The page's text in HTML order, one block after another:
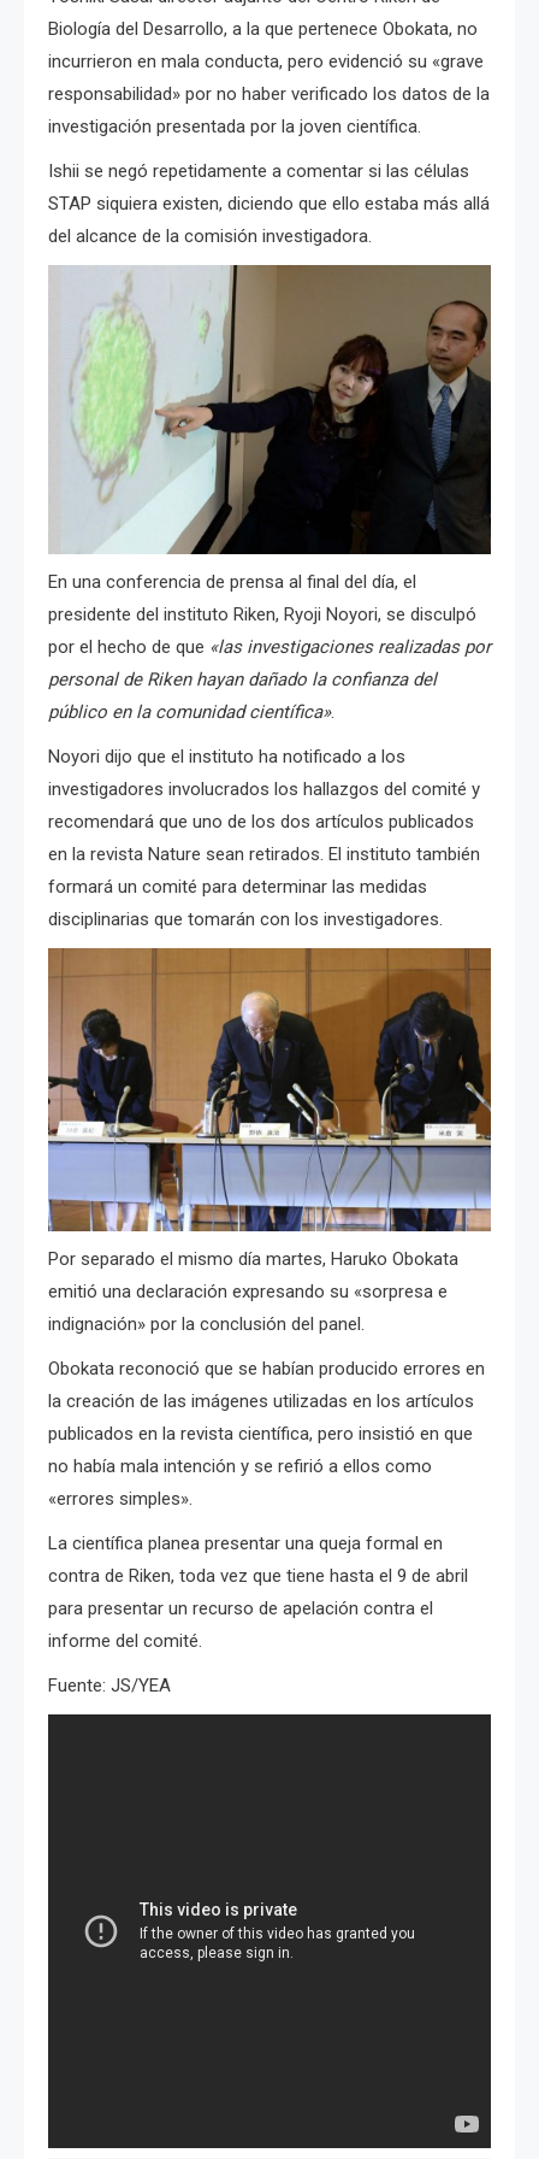
Biología del Desarrollo, a la que pertenece Obokata, no
incurrieron en mala conducta, pero evidenció su «grave
responsabilidad» por no haber verificado los datos de la
investigación presentada por la joven científica.
Ishii se negó repetidamente a comentar si las células
STAP siquiera existen, diciendo que ello estaba más allá
del alcance de la comisión investigadora.
En una conferencia de prensa al final del día, el
presidente del instituto Riken, Ryoji Noyori, se disculpó
por el hecho de que «las investigaciones realizadas por
personal de Riken hayan dañado la confianza del
público en la comunidad científica».
Noyori dijo que el instituto ha notificado a los
investigadores involucrados los hallazgos del comité y
recomendará que uno de los dos artículos publicados
en la revista Nature sean retirados. El instituto también
formará un comité para determinar las medidas
disciplinarias que tomarán con los investigadores.
Por separado el mismo día martes, Haruko Obokata
emitió una declaración expresando su «sorpresa e
indignación» por la conclusión del panel.
Obokata reconoció que se habían producido errores en
la creación de las imágenes utilizadas en los artículos
publicados en la revista científica, pero insistió en que
no había mala intención y se refirió a ellos como
«errores simples».
La científica planea presentar una queja formal en
contra de Riken, toda vez que tiene hasta el 9 de abril
para presentar un recurso de apelación contra el
informe del comité.
Fuente: JS/YEA